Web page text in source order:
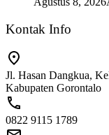
Kontak Info
Jl. Hasan Dangkua,
Kabupaten Gorontalo
0822 9115 1789